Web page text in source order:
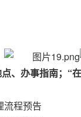
、办事指南；“